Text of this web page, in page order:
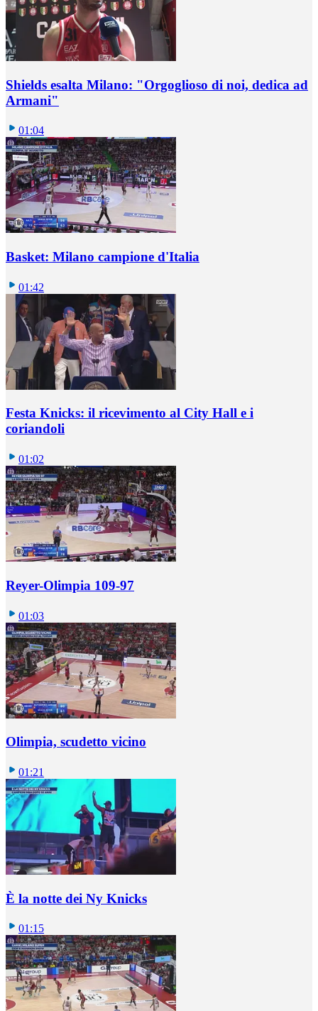
Shields esalta Milano: "Orgoglioso di noi, dedica ad
Armani"
01:04
Basket: Milano campione d'Italia
01:42
Festa Knicks: il ricevimento al City Hall e i
coriandoli
01:02
Reyer-Olimpia 109-97
01:03
Olimpia, scudetto vicino
01:21
È la notte dei Ny Knicks
01:15